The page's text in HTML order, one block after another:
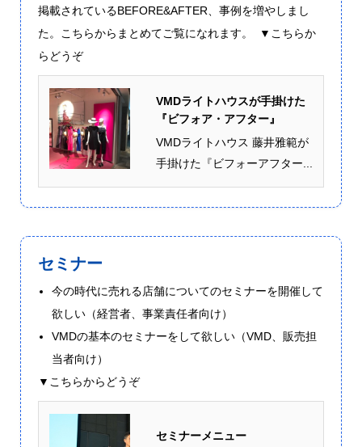
掲載されているBEFORE&AFTER、事例を増やしまし
た。こちらからまとめてご覧になれます。 ▼こちらか
らどうぞ
VMDライトハウスが手掛けた
『ビフォア・アフター』
VMDライトハウス 藤井雅範が
手掛けた『ビフォーアフター...
セミナー
今の時代に売れる店舗についてのセミナーを開催して
欲しい（経営者、事業責任者向け）
VMDの基本のセミナーをして欲しい（VMD、販売担
当者向け）
▼こちらからどうぞ
セミナーメニュー